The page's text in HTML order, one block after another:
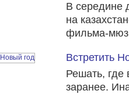
В середине
на
фильма-
Встретить
Решать, где
заранее.